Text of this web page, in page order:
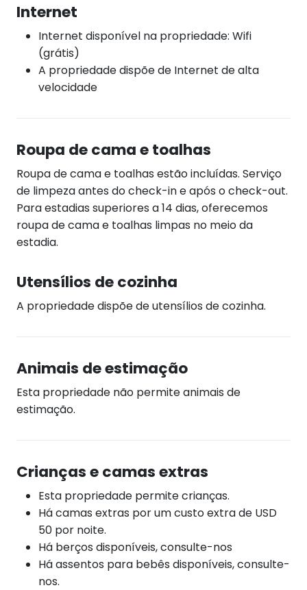
Internet
Internet disponível na propriedade: Wifi
(grátis)
A propriedade dispõe de Internet de alta
velocidade
Roupa de cama e toalhas
Roupa de cama e toalhas estão incluídas. Serviço
de limpeza antes do check-in e após o check-out.
Para estadias superiores a 14 dias, oferecemos
roupa de cama e toalhas limpas no meio da
estadia.
Utensílios de cozinha
A propriedade dispõe de utensílios de cozinha.
Animais de estimação
Esta propriedade não permite animais de
estimação.
Crianças e camas extras
Esta propriedade permite crianças.
Há camas extras por um custo extra de USD
50 por noite.
Há berços disponíveis, consulte-nos
Há assentos para bebês disponíveis, consulte-
nos.